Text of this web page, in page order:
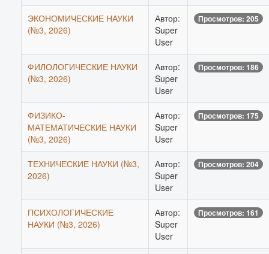
ЭКОНОМИЧЕСКИЕ НАУКИ
(№3, 2026)
Автор:
Super
User
Просмотров: 205
ФИЛОЛОГИЧЕСКИЕ НАУКИ
(№3, 2026)
Автор:
Super
User
Просмотров: 186
ФИЗИКО-
МАТЕМАТИЧЕСКИЕ НАУКИ
(№3, 2026)
Автор:
Super
User
Просмотров: 175
ТЕХНИЧЕСКИЕ НАУКИ (№3,
2026)
Автор:
Super
User
Просмотров: 204
ПСИХОЛОГИЧЕСКИЕ
НАУКИ (№3, 2026)
Автор:
Super
User
Просмотров: 161